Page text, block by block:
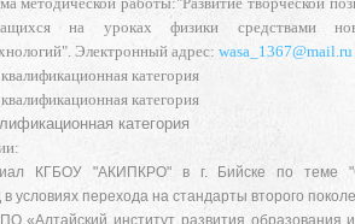
на уроках физики средствами
Электронный адрес: wasa_1367@mail.ru
категория
категория
категория
КГБОУ "АКИПКРО" в г. Бийске по теме
условиях перехода на стандарты второго
«Алтайский институт развития